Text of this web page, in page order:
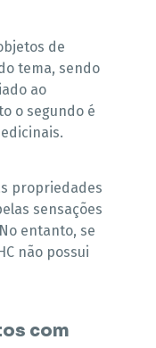
de
tema, sendo
ao
o segundo é
propriedades
sensações
entanto, se
não possui
com